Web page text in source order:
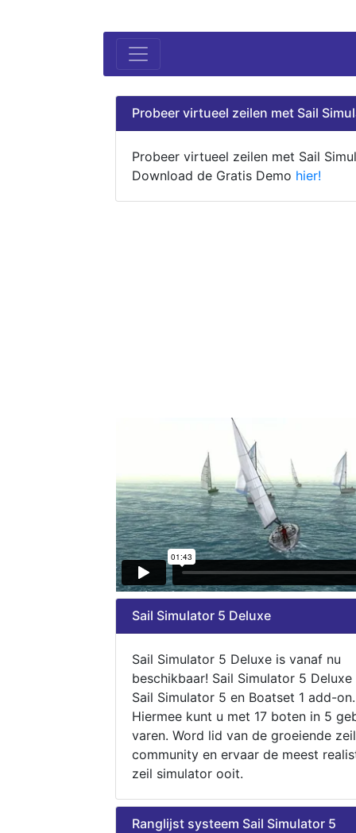
Probeer virtueel zeilen met Sail
Probeer virtueel zeilen met Sail
Download de Gratis Demo hier!
Sail Simulator 5 Deluxe
Sail Simulator 5 Deluxe is vanaf nu
beschikbaar! Sail Simulator 5
Sail Simulator 5 en Boatset 1 add-on.
Hiermee kunt u met 17 boten in 5
varen. Word lid van de groeiende zeil
community en ervaar de meest
zeil simulator ooit.
Ranglijst systeem Sail Simulator 5